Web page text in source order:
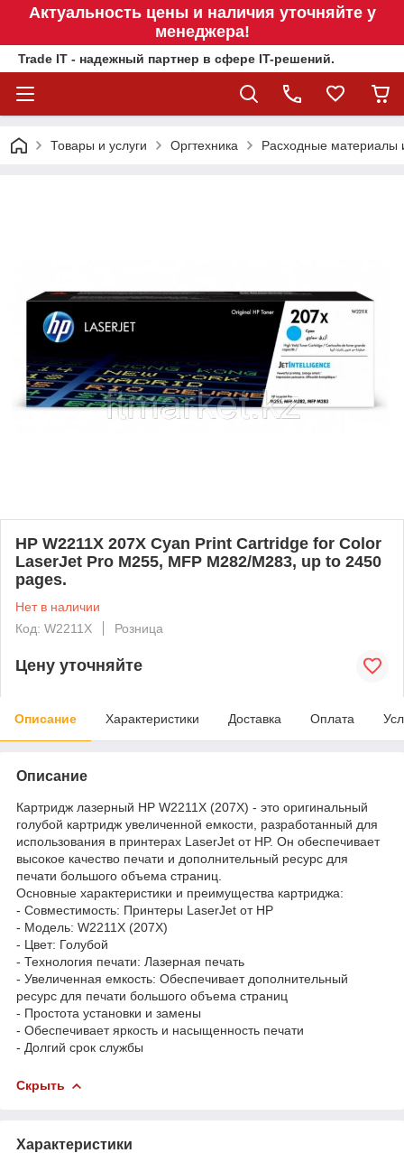
Актуальность цены и наличия уточняйте у
менеджера!
Trade IT - надежный партнер в сфере IT-решений.
Товары и услуги Оргтехника Расходные материалы
HP W2211X 207X Cyan Print Cartridge for Color
LaserJet Pro M255, MFP M282/M283, up to 2450
pages.
Нет в наличии
Код: W2211X
Розница
Цену уточняйте
Описание Характеристики Доставка Оплата
Описание
Картридж лазерный HP W2211X (207X) - это оригинальный
голубой картридж увеличенной емкости, разработанный для
использования в принтерах LaserJet от HP. Он обеспечивает
высокое качество печати и дополнительный ресурс для
печати большого объема страниц.
Основные характеристики и преимущества картриджа:
- Совместимость: Принтеры LaserJet от HP
- Модель: W2211X (207X)
- Цвет: Голубой
- Технология печати: Лазерная печать
- Увеличенная емкость: Обеспечивает дополнительный
ресурс для печати большого объема страниц
- Простота установки и замены
- Обеспечивает яркость и насыщенность печати
- Долгий срок службы
Скрыть
Характеристики